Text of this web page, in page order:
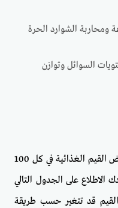
ومحاربة الشوارد الحرة
السوائل وتوازن
إذا رغبت في إلقاء نظرة سريعة على بعض القيم الغذائية في كل 100
الاطلاع على الجدول التالي
القيم قد تتغير حسب طريقة